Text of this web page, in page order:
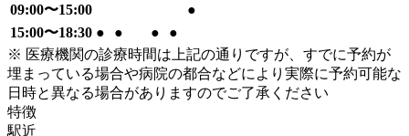
09:00〜15:00
●
15:00〜18:30 ● ● ●
●
※ 医療機関の診療時間は上記の通りですが、すでに予約が
埋まっている場合や病院の都合などにより実際に予約可能な
日時と異なる場合がありますのでご了承ください
特徴
駅近